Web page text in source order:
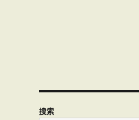
搜索